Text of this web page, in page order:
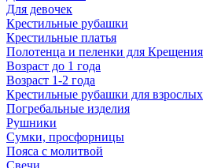
Для девочек
Крестильные рубашки
Крестильные платья
Полотенца и пеленки для Крещения
Возраст до 1 года
Возраст 1-2 года
Крестильные рубашки для взрослых
Погребальные изделия
Рушники
Сумки, просфорницы
Пояса с молитвой
Свечи